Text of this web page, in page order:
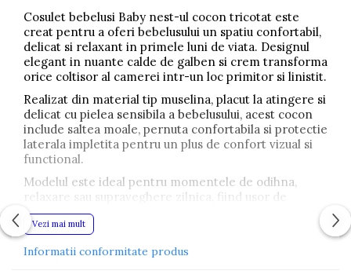
Cosulet bebelusi Baby nest-ul cocon tricotat este
creat pentru a oferi bebelusului un spatiu confortabil,
delicat si relaxant in primele luni de viata. Designul
elegant in nuante calde de galben si crem transforma
orice coltisor al camerei intr-un loc primitor si linistit.
Realizat din material tip muselina, placut la atingere si
delicat cu pielea sensibila a bebelusului, acest cocon
include saltea moale, pernuta confortabila si protectie
laterala impletita pentru un plus de confort vizual si
functional.
Modelul este ideal pentru momentele de odihna,
relaxare sau supraveghere zilnica, fiind usor de
integrat in camera copilului datorita designului
modern si elegant.
Caracteristici principale:
Vezi mai mult
Informatii conformitate produs